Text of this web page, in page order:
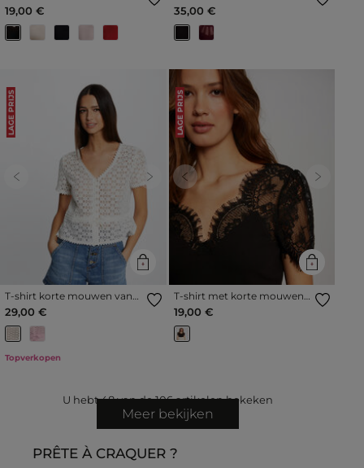
en V-hals zwart vrouw
19,00 €
mouwen zwart vrouw
35,00 €
LAGE PRIJS
Previous Next
T-shirt korte mouwen van
kant ivoor vrouw
29,00 €
Topverkopen
LAGE PRIJS
Previous Next
T-shirt met korte mouwen
en kant zwart vrouw
19,00 €
U hebt48van de106artikelen bekeken
Meer bekijken
PRÊTE À CRAQUER ?